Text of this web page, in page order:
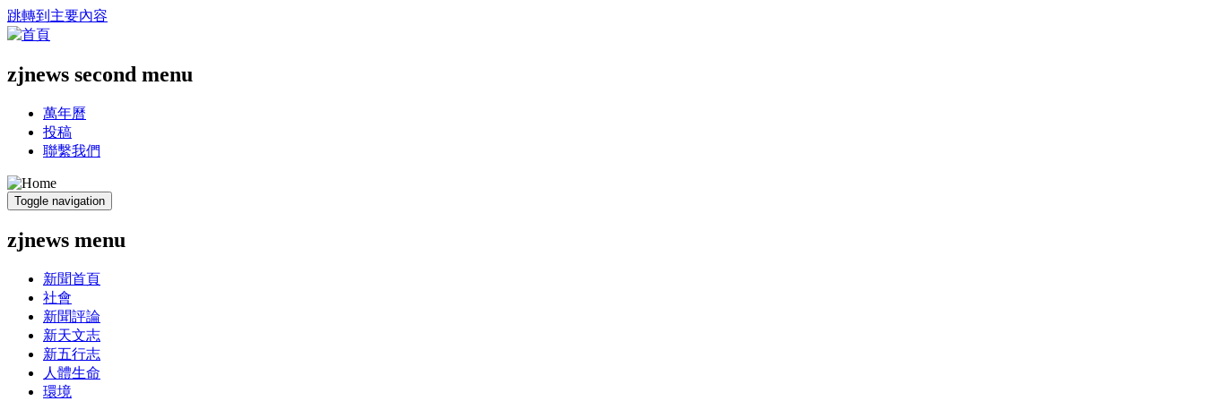
跳轉到主要內容
zjnews second menu
萬年曆
投稿
聯繫我們
Toggle navigation
zjnews menu
新聞首頁
社會
新聞評論
新天文志
新五行志
人體生命
環境